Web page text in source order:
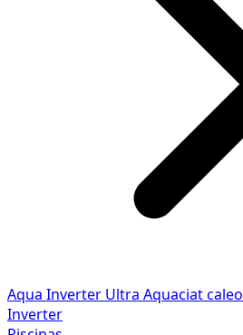
Aqua Inverter Ultra Aquaciat caleo
Inverter